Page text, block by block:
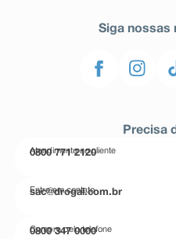
Siga nossas
Precisa
Atendimento ao cliente
0800 771 2120
Entre em contato
sac@drogal.com.br
Compre pelo telefone
0800 347 0000